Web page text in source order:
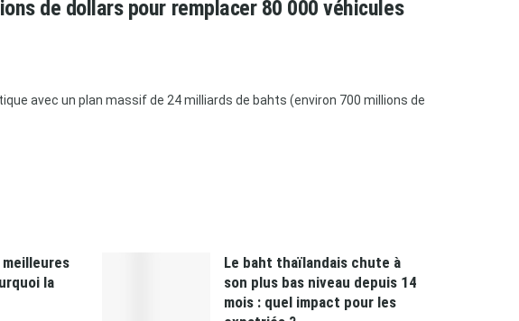
de dollars pour remplacer 80 000 véhicules
avec un plan massif de 24 milliards de bahts (environ 700 millions de
meilleures
la
Le baht thaïlandais chute à
son plus bas niveau depuis 14
mois : quel impact pour les